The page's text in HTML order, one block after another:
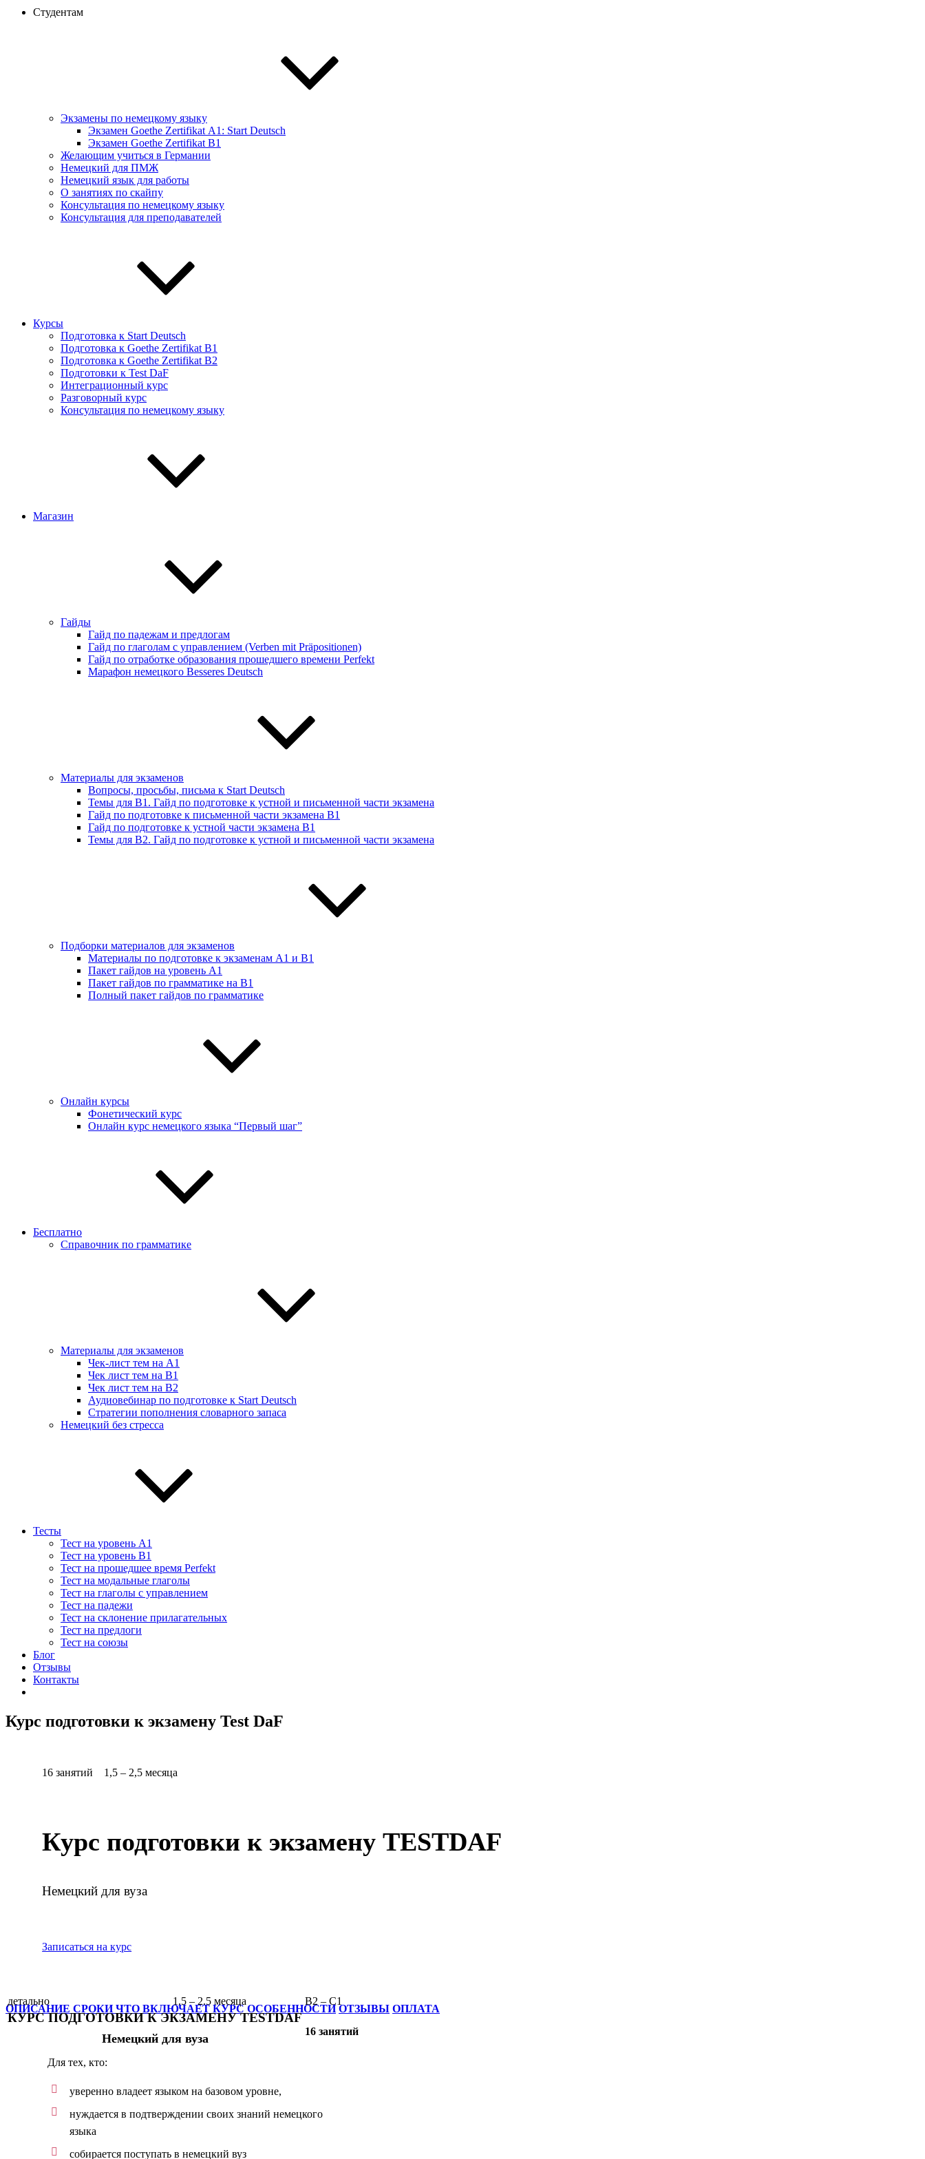
Студентам
Экзамены по немецкому языку
Экзамен Goethe Zertifikat А1: Start Deutsch
Экзамен Goethe Zertifikat B1
Желающим учиться в Германии
Немецкий для ПМЖ
Немецкий язык для работы
О занятиях по скайпу
Консультация по немецкому языку
Консультация для преподавателей
Курсы
Подготовка к Start Deutsch
Подготовка к Goethe Zertifikat B1
Подготовка к Goethe Zertifikat B2
Подготовки к Test DaF
Интеграционный курс
Разговорный курс
Консультация по немецкому языку
Магазин
Гайды
Гайд по падежам и предлогам
Гайд по глаголам с управлением (Verben mit Präpositionen)
Гайд по отработке образования прошедшего времени Perfekt
Марафон немецкого Besseres Deutsch
Материалы для экзаменов
Вопросы, просьбы, письма к Start Deutsch
Темы для B1. Гайд по подготовке к устной и письменной части экзамена
Гайд по подготовке к письменной части экзамена B1
Гайд по подготовке к устной части экзамена B1
Темы для B2. Гайд по подготовке к устной и письменной части экзамена
Подборки материалов для экзаменов
Материалы по подготовке к экзаменам А1 и B1
Пакет гайдов на уровень A1
Пакет гайдов по грамматике на B1
Полный пакет гайдов по грамматике
Онлайн курсы
Фонетический курс
Онлайн курс немецкого языка “Первый шаг”
Бесплатно
Справочник по грамматике
Материалы для экзаменов
Чек-лист тем на А1
Чек лист тем на B1
Чек лист тем на B2
Аудиовебинар по подготовке к Start Deutsch
Стратегии пополнения словарного запаса
Немецкий без стресса
Тесты
Тест на уровень A1
Тест на уровень B1
Тест на прошедшее время Perfekt
Тест на модальные глаголы
Тест на глаголы с управлением
Тест на падежи
Тест на склонение прилагательных
Тест на предлоги
Тест на союзы
Блог
Отзывы
Контакты
Курс подготовки к экзамену Test DaF
16 занятий 1,5 – 2,5 месяца
Курс подготовки к экзамену TESTDAF
Немецкий для вуза
Записаться на курс
ОПИСАНИЕ СРОКИЧТО ВКЛЮЧАЕТ КУРС ОСОБЕННОСТИ ОТЗЫВЫ ОПЛАТА
детально 1.5 – 2.5 месяца В2 – С1
КУРС ПОДГОТОВКИ К ЭКЗАМЕНУ TESTDAF
Немецкий для вуза
16 занятий
Для тех, кто:
уверенно владеет языком на базовом уровне,
нуждается в подтверждении своих знаний немецкого
языка
собирается поступать в немецкий вуз